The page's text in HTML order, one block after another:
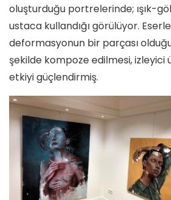
oluşturduğu portrelerinde; ışık-
ustaca kullandığı görülüyor.
deformasyonun bir parçası
şekilde kompoze edilmesi, izleyici
etkiyi güçlendirmiş.